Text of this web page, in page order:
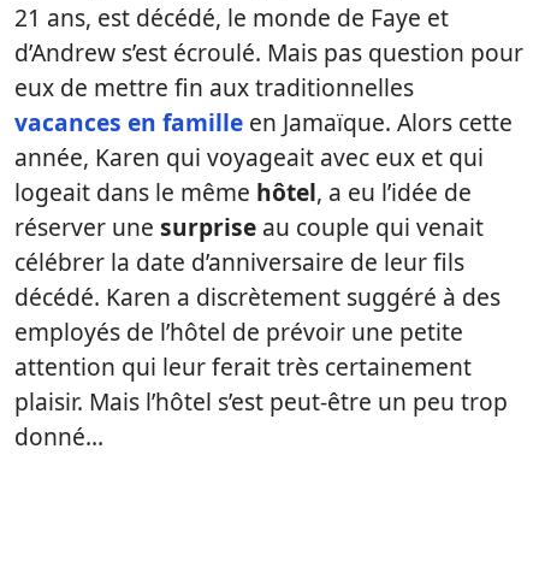
21 ans, est décédé, le monde de Faye et
d’Andrew s’est écroulé. Mais pas question pour
eux de mettre fin aux traditionnelles
vacances en famille en Jamaïque. Alors cette
année, Karen qui voyageait avec eux et qui
logeait dans le même hôtel, a eu l’idée de
réserver une surprise au couple qui venait
célébrer la date d’anniversaire de leur fils
décédé. Karen a discrètement suggéré à des
employés de l’hôtel de prévoir une petite
attention qui leur ferait très certainement
plaisir. Mais l’hôtel s’est peut-être un peu trop
donné…